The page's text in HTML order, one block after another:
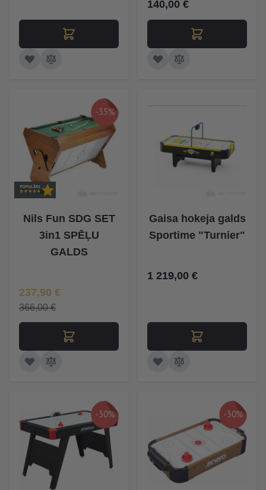
140,00 €
-35%
Nils Fun SDG SET
3in1 SPĒĻU
GALDS
Īpaša Cena
237,90 €
366,00 €
Gaisa hokeja galds
Sportime "Turnier"
1 219,00 €
-30% -30%